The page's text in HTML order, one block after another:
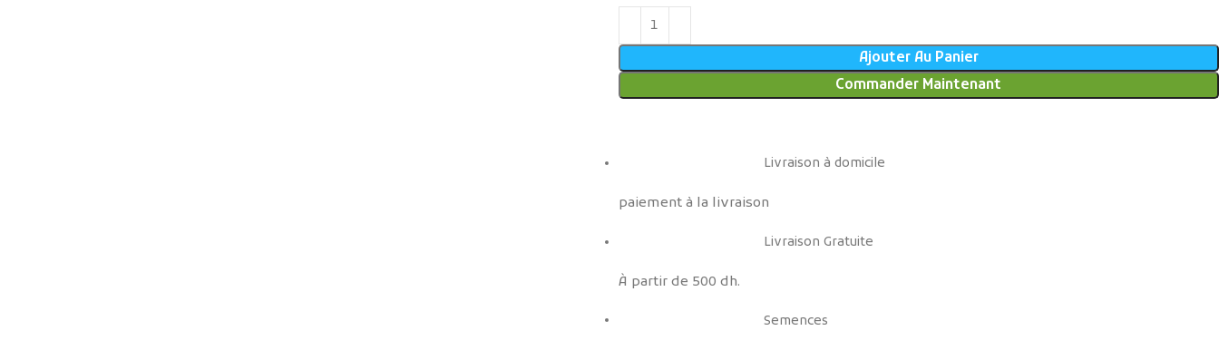
Ajouter Au Panier
Commander Maintenant
Livraison à domicile
paiement à la livraison
Livraison Gratuite
À partir de 500 dh.
Semences